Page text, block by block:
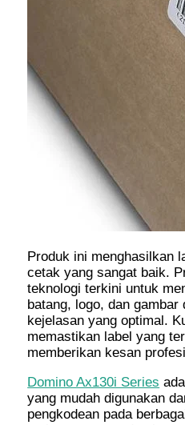
Produk ini menghasilkan
cetak yang sangat baik.
teknologi terkini untuk
batang, logo, dan gambar
kejelasan yang optimal.
memastikan label yang
memberikan kesan
Domino Ax130i Series
yang mudah digunakan
pengkodean pada